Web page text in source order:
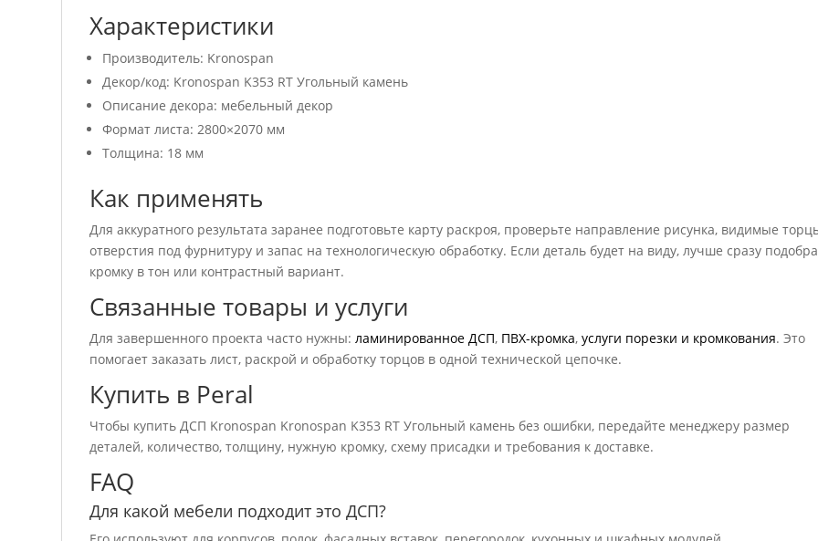
Характеристики
Производитель: Kronospan
Декор/код: Kronospan K353 RT Угольный камень
Описание декора: мебельный декор
Формат листа: 2800×2070 мм
Толщина: 18 мм
Как применять
Для аккуратного результата заранее подготовьте карту раскроя, проверьте направление рисунка, видимые
отверстия под фурнитуру и запас на технологическую обработку. Если деталь будет на виду, лучше сразу
кромку в тон или контрастный вариант.
Связанные товары и услуги
Для завершенного проекта часто нужны:ламинированное ДСП, ПВХ-кромка,услуги порезки и кромкования. Это
помогает заказать лист, раскрой и обработку торцов в одной технической цепочке.
Купить в Peral
Чтобы купить ДСП Kronospan Kronospan K353 RT Угольный камень без ошибки, передайте менеджеру размер
деталей, количество, толщину, нужную кромку, схему присадки и требования к доставке.
FAQ
Для какой мебели подходит это ДСП?